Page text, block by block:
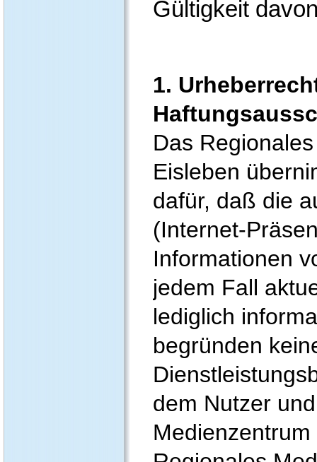
Gültigkeit
1.
Das
Eisleben
dafür, daß die
(Internet-
Informationen
jedem Fall
lediglich
begründen
dem Nutzer